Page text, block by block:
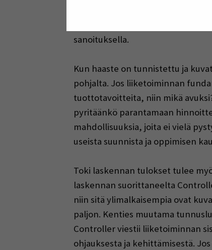
sanoituksella.
Kun haaste on tunnistettu ja
pohjalta. Jos liiketoiminnan
tuottotavoitteita, niin mikä
pyritäänkö parantamaan
mahdollisuuksia, joita ei vielä
useista suunnista ja oppimisen
Toki laskennan tulokset tulee
laskennan suorittaneelta
niin sitä ylimalkaisempia ovat
paljon. Kenties muutama
Controller viestii liiketoiminnan
ohjauksesta ja kehittämisestä.